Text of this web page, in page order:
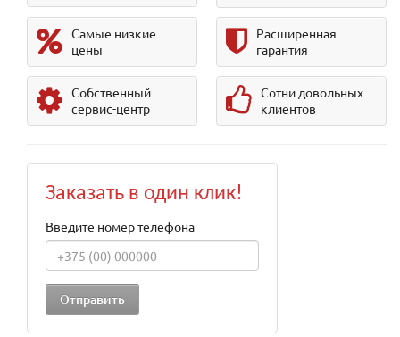
Самые низкие
цены
Расширенная
гарантия
Собственный
сервис-центр
Сотни довольных
клиентов
Заказать в один клик!
Введите номер телефона